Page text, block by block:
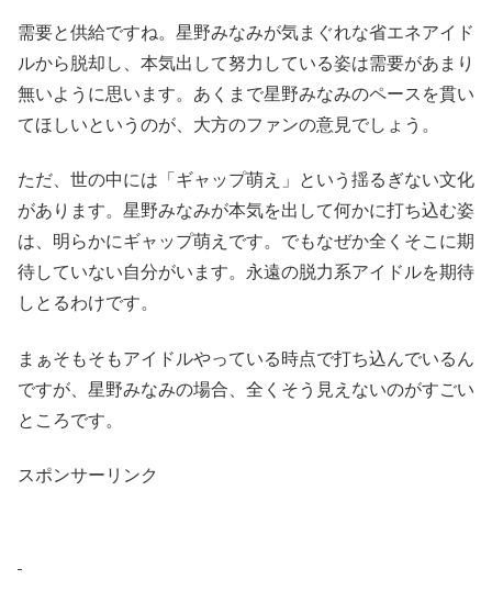
需要と供給ですね。星野みなみが気まぐれな省エネアイド
ルから脱却し、本気出して努力している姿は需要があまり
無いように思います。あくまで星野みなみのペースを貫い
てほしいというのが、大方のファンの意見でしょう。
ただ、世の中には「ギャップ萌え」という揺るぎない文化
があります。星野みなみが本気を出して何かに打ち込む姿
は、明らかにギャップ萌えです。でもなぜか全くそこに期
待していない自分がいます。永遠の脱力系アイドルを期待
しとるわけです。
まぁそもそもアイドルやっている時点で打ち込んでいるん
ですが、星野みなみの場合、全くそう見えないのがすごい
ところです。
スポンサーリンク